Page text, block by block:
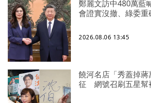
鄭麗文訪中480萬
會證實沒撤、綠委
2026.08.06 13:45
饒河名店「秀蓋掉
征 網號召刷五星幫